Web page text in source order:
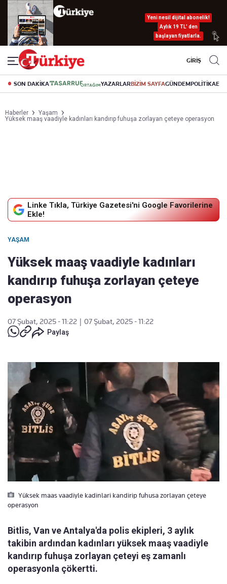
Yeni nesil dijital abonelik!
Aylık 19 TL’ den
başlayan fiyatlarla.
GİRİŞ
SON DAKİKA YAZARLARBİZİM SAYFAGÜNDEMPOLİTİKA
Haberler
Yaşam
Yüksek maaş vaadiyle kadınları kandırıp fuhuşa zorlayan çeteye operasyon
Linke Tıkla, Türkiye Gazetesi'ni Google Favorilerine
Ekle!
YAŞAM
Yüksek maaş vaadiyle kadınları
kandırıp fuhuşa zorlayan çeteye
operasyon
07 Şubat, 2025 - 11:22
07 Şubat, 2025 - 11:22
Paylaş
Yüksek maas vaadiyle kadinlari kandirip fuhusa zorlayan çeteye
operasyon
Bitlis, Van ve Antalya'da polis ekipleri, 3 aylık
takibin ardından kadınları yüksek maaş vaadiyle
kandırıp fuhuşa zorlayan çeteyi eş zamanlı
operasyonla çökertti.